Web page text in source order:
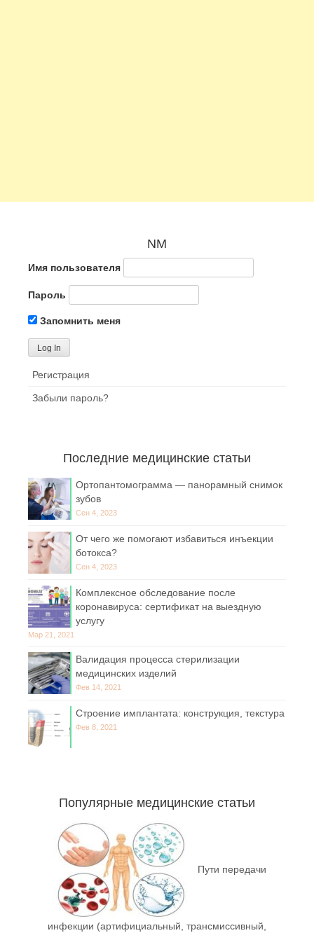
NM
Имя пользователя
Пароль
Запомнить меня
Регистрация
Забыли пароль?
Последние медицинские статьи
Ортопантомограмма — панорамный снимок
зубов
Сен 4, 2023
От чего же помогают избавиться инъекции
ботокса?
Сен 4, 2023
Комплексное обследование после
коронавируса: сертификат на выездную
услугу
Мар 21, 2021
Валидация процесса стерилизации
медицинских изделий
Фев 14, 2021
Строение имплантата: конструкция, текстура
Фев 8, 2021
Популярные медицинские статьи
Пути передачи
инфекции (артифициальный, трансмиссивный,